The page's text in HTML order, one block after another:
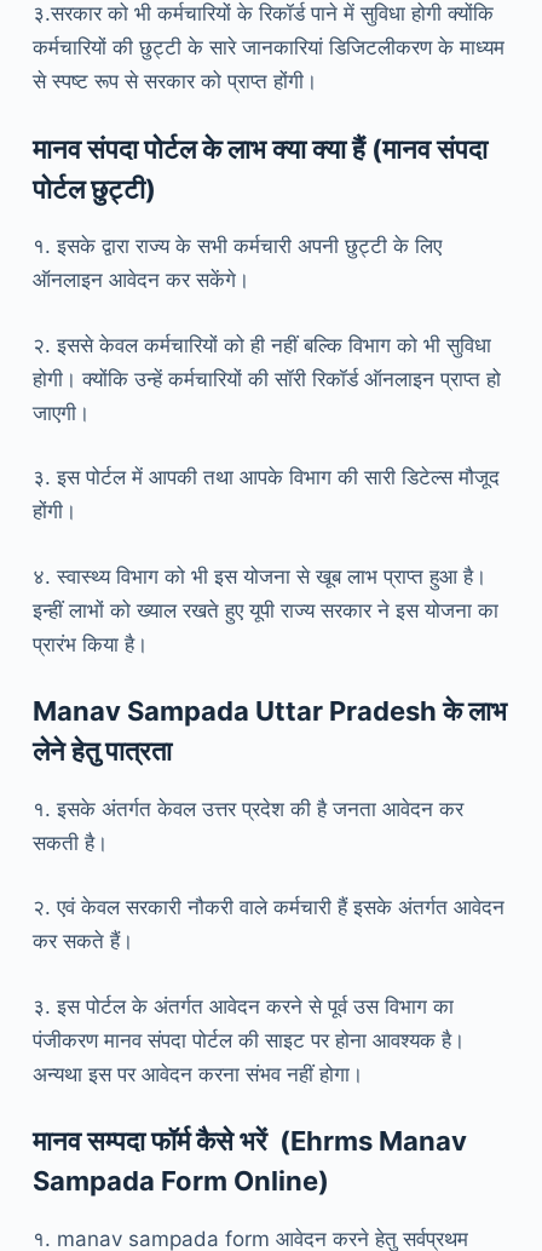
३.सरकार को भी कर्मचारियों के रिकॉर्ड पाने में सुविधा होगी क्योंकि
कर्मचारियों की छुट्टी के सारे जानकारियां डिजिटलीकरण के माध्यम
से स्पष्ट रूप से सरकार को प्राप्त होंगी।
मानव संपदा पोर्टल के लाभ क्या क्या हैं (मानव संपदा
पोर्टल छुट्टी)
१. इसके द्वारा राज्य के सभी कर्मचारी अपनी छुट्टी के लिए
ऑनलाइन आवेदन कर सकेंगे।
२. इससे केवल कर्मचारियों को ही नहीं बल्कि विभाग को भी सुविधा
होगी। क्योंकि उन्हें कर्मचारियों की सॉरी रिकॉर्ड ऑनलाइन प्राप्त हो
जाएगी।
३. इस पोर्टल में आपकी तथा आपके विभाग की सारी डिटेल्स मौजूद
होंगी।
४. स्वास्थ्य विभाग को भी इस योजना से खूब लाभ प्राप्त हुआ है।
इन्हीं लाभों को ख्याल रखते हुए यूपी राज्य सरकार ने इस योजना का
प्रारंभ किया है।
Manav Sampada Uttar Pradesh के लाभ
लेने हेतु पात्रता
१. इसके अंतर्गत केवल उत्तर प्रदेश की है जनता आवेदन कर
सकती है।
२. एवं केवल सरकारी नौकरी वाले कर्मचारी हैं इसके अंतर्गत आवेदन
कर सकते हैं।
३. इस पोर्टल के अंतर्गत आवेदन करने से पूर्व उस विभाग का
पंजीकरण मानव संपदा पोर्टल की साइट पर होना आवश्यक है।
अन्यथा इस पर आवेदन करना संभव नहीं होगा।
मानव सम्पदा फॉर्म कैसे भरें (Ehrms Manav
Sampada Form Online)
१. manav sampada form आवेदन करने हेतु सर्वप्रथम